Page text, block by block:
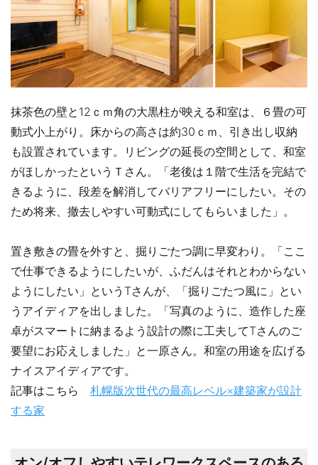
抹茶色の壁と12ｃｍ角の大黒柱が映える和室は、６畳の可
動式小上がり。床からの高さは約30ｃｍ、引き出し収納
も設置されています。リビングの延長の空間として、和室
がほしかったというＴさん。「老後は１階で生活を完結で
きるように、段差を解消してバリアフリーにしたい。その
ため将来、撤去しやすい可動式にしてもらいました」。
置き敷きの畳を外すと、掘りごたつ調に早変わり。「ここ
で仕事できるようにしたいが、ふだんはそれとわからない
ようにしたい」というTさんが、「掘りごたつ風に」とい
うアイディアを出しました。「写真のように、造作した座
卓がスマートに納まるよう設計の際に工夫してTさんのご
要望にお応えしました」と一原さん。和室の用途を広げる
ナイスアイディアです。
記事はこちら 札幌版次世代の最高レベル×建築家が設計
する家